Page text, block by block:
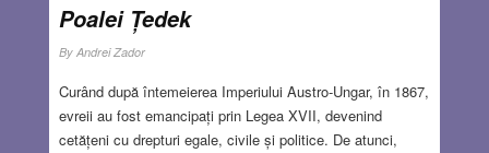
Poalei Țedek
By Andrei Zador
Curând după întemeierea Imperiului Austro-Ungar, în 1867,
evreii au fost emancipați prin Legea XVII, devenind
cetățeni cu drepturi egale, civile și politice. De atunci,